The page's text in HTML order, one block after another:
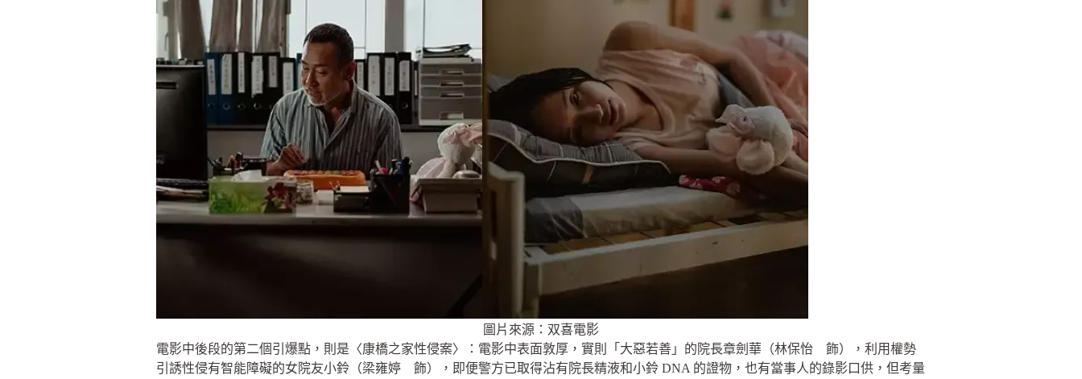
圖片來源：双喜電影
電影中後段的第二個引爆點，則是〈康橋之家性侵案〉：電影中表面敦厚，實則「大惡若善」的院長章劍華（林保怡 飾），利用權勢
引誘性侵有智能障礙的女院友小鈴（梁雍婷 飾），即便警方已取得沾有院長精液和小鈴 DNA 的證物，也有當事人的錄影口供，但考量